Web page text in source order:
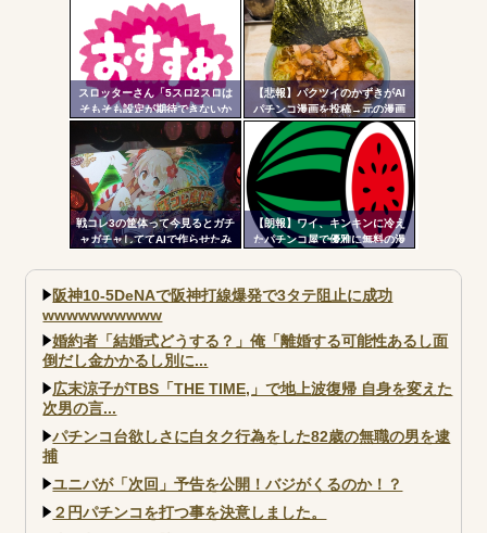
が始まる！SAOファンは急
げ！！！
スロッターさん「5スロ2スロは
そもそも設定が期待できないか
らやるもんじゃない」
【悲報】パクツイのかずきがAI
パチンコ漫画を投稿→元の漫画
を描いた原作者が降臨してしま
戦コレ3の筐体って今見るとガチ
ャガチャしててAIで作らせたみ
【朗報】ワイ、キンキンに冷え
たパチンコ屋で優雅に無料の漫
阪神10-5DeNAで阪神打線爆発で3タテ阻止に成功
wwwwwwwwww
婚約者「結婚式どうする？」俺「離婚する可能性あるし面
倒だし金かかるし別に...
広末涼子がTBS「THE TIME,」で地上波復帰 自身を変えた
次男の言...
パチンコ台欲しさに白タク行為をした82歳の無職の男を逮
捕
ユニバが「次回」予告を公開！バジがくるのか！？
２円パチンコを打つ事を決意しました。